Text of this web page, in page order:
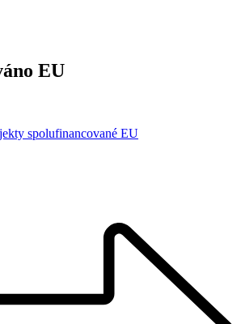
EU
spolufinancované EU